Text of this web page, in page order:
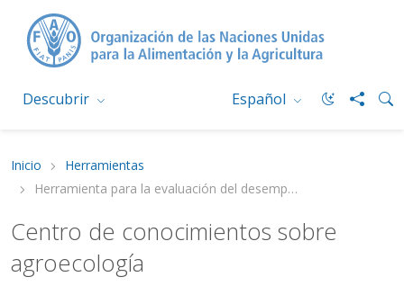
Descubrir Español
Inicio
Herramientas
Herramienta para la evaluación del desempeño de la agroecología (TAPE)
Centro de conocimientos sobre
agroecología